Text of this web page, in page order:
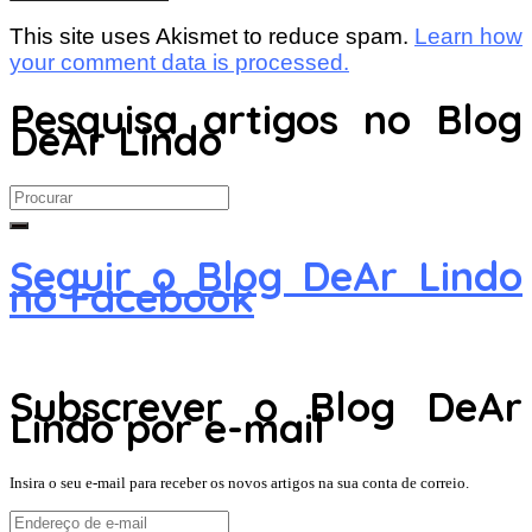
This site uses Akismet to reduce spam. Learn how
your comment data is processed.
Pesquisa artigos no Blog
DeAr Lindo
Search
for:
Seguir o Blog DeAr Lindo
no Facebook
Subscrever o Blog DeAr
Lindo por e-mail
Insira o seu e-mail para receber os novos artigos na sua conta de correio.
Endereço